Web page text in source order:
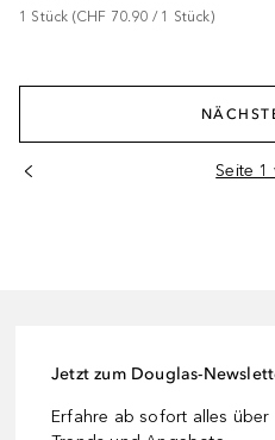
1 Stück (CHF 70.90 / 1 Stück)
Seite 1
Jetzt zum Douglas-
Erfahre ab sofort alles über